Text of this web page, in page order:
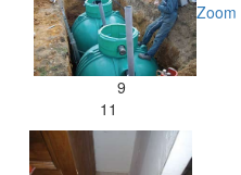
Zoom
9
11